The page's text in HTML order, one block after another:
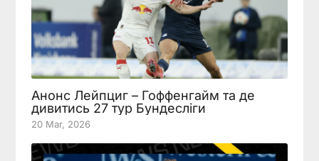
Анонс Лейпциг – Гоффенгайм та де
дивитись 27 тур Бундесліги
20 Mar, 2026